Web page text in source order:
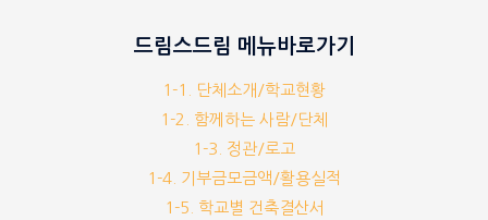
드림스드림 메뉴바로가기
1-1. 단체소개/학교현황
1-2. 함께하는 사람/단체
1-3. 정관/로고
1-4. 기부금모금액/활용실적
1-5. 학교별 건축결산서